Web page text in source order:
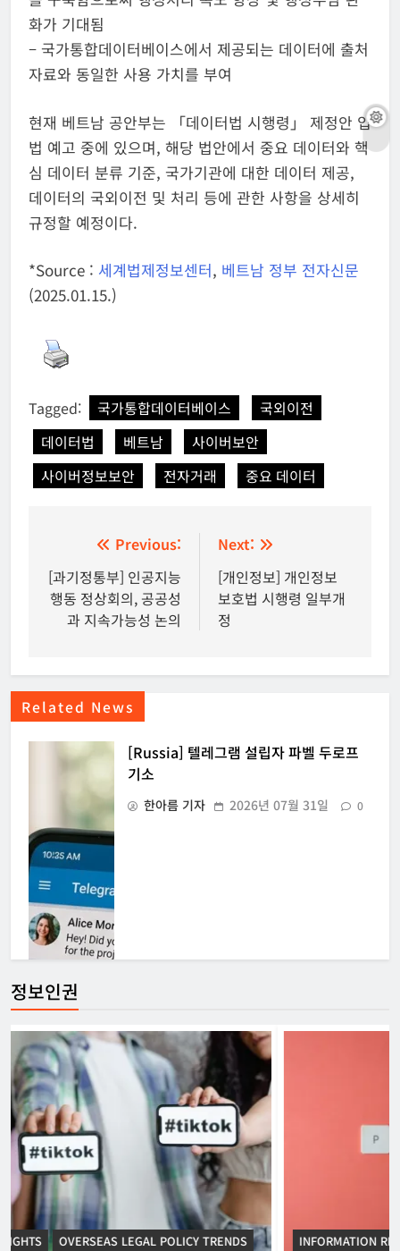
화가 기대됨
– 국가통합데이터베이스에서 제공되는 데이터에 출처
자료와 동일한 사용 가치를 부여
현재 베트남 공안부는 「데이터법 시행령」 제정안 입
법 예고 중에 있으며, 해당 법안에서 중요 데이터와 핵
심 데이터 분류 기준, 국가기관에 대한 데이터 제공,
데이터의 국외이전 및 처리 등에 관한 사항을 상세히
규정할 예정이다.
*Source : 세계법제정보센터, 베트남 정부 전자신문
(2025.01.15.)
Tagged: 국가통합데이터베이스
국외이전
데이터법
베트남
사이버보안
사이버정보보안
전자거래 중요 데이터
탐
색
Previous:
[과기정통부] 인공지능
행동 정상회의, 공공성
과 지속가능성 논의
Next:
[개인정보] 개인정보
보호법 시행령 일부개
정
Related News
[Russia] 텔레그램 설립자 파벨 두로프
기소
한아름 기자 2026년 07월 31일 0
정보인권
INFORMATION RIGHTS KOREAN ICT POLICY TRENDS